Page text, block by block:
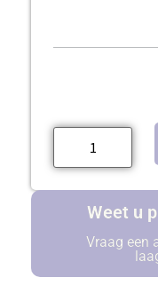
Weet u
Vraag een